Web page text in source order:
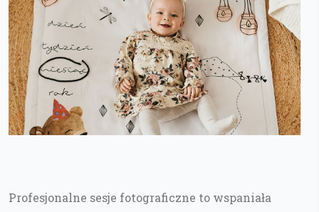
Profesjonalne sesje fotograficzne to wspaniała